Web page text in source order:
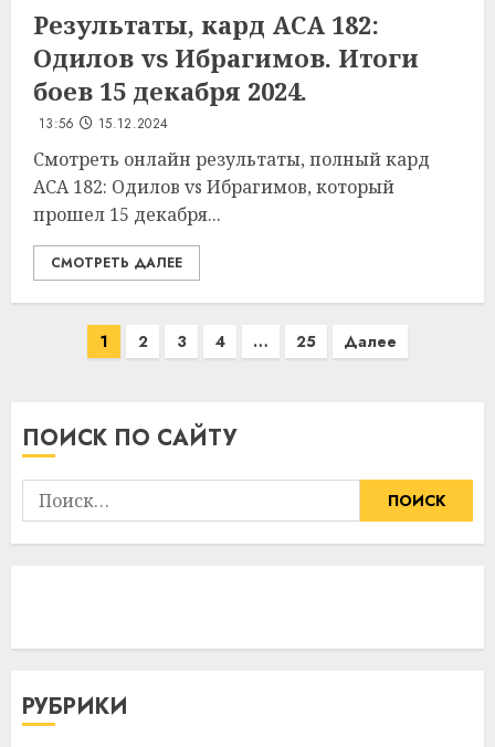
Результаты, кард ACA 182:
Одилов vs Ибрагимов. Итоги
боев 15 декабря 2024.
13:56 15.12.2024
Смотреть онлайн результаты, полный кард
ACA 182: Одилов vs Ибрагимов, который
прошел 15 декабря...
СМОТРЕТЬ ДАЛЕЕ
Пагинация
1 2 3 4 … 25 Далее
ПОИСК ПО САЙТУ
Найти:
РУБРИКИ